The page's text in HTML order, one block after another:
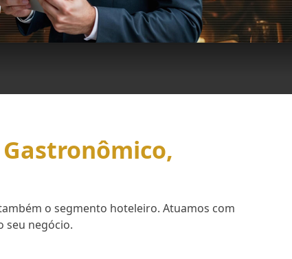
o segmento hoteleiro. Atuamos com
seu negócio.